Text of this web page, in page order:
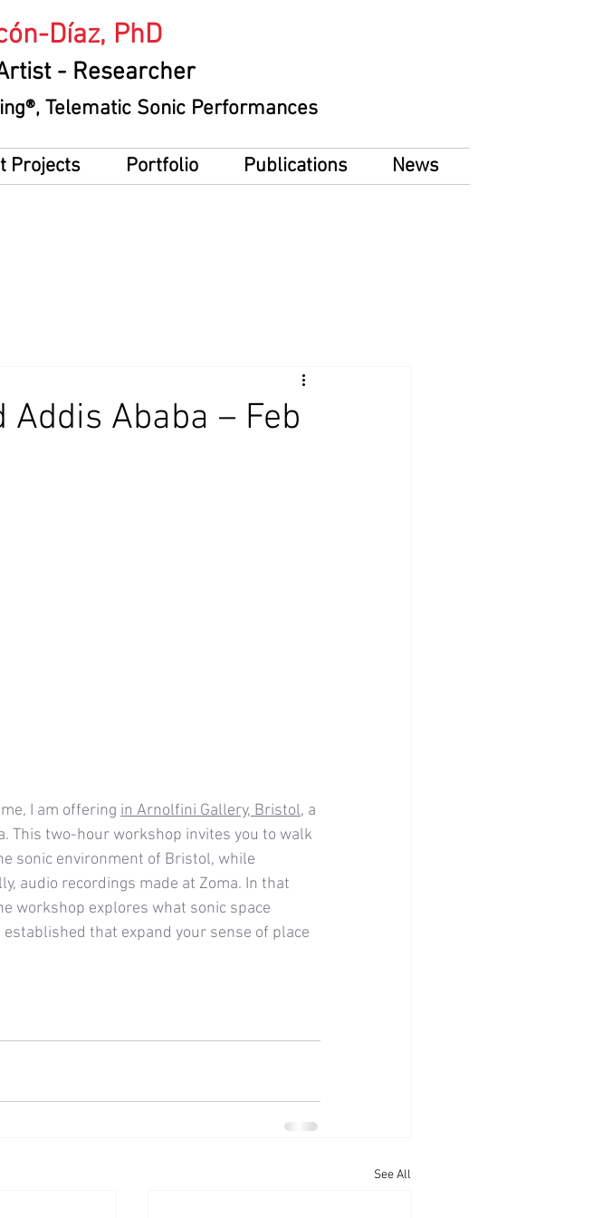
Díaz, PhD
- Researcher
Telematic Sonic Performances
Projects Portfolio Publications News
Ababa – Feb
I am offering in Arnolfini Gallery, Bristol, a
This two-hour workshop invites you to walk
sonic environment of Bristol, while
audio recordings made at Zoma. In that
workshop explores what sonic space
that expand your sense of place
See All